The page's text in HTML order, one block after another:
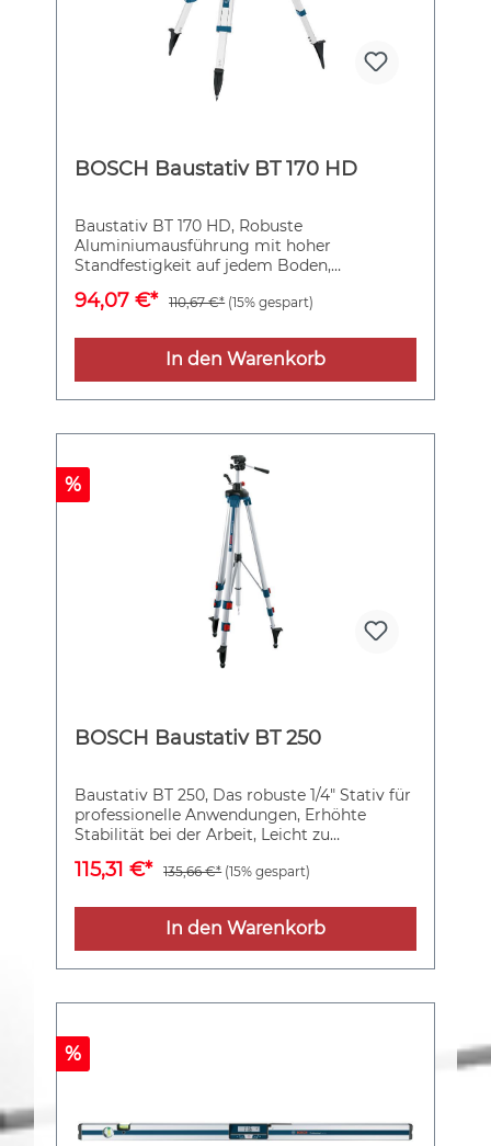
BOSCH Baustativ BT 170 HD
Baustativ BT 170 HD, Robuste
Aluminiumausführung mit hoher
Standfestigkeit auf jedem Boden,
System, Hohe Beständigkeit gegenüber
94,07 €* 110,67 €* (15% gespart)
In den Warenkorb
%
BOSCH Baustativ BT 250
Baustativ BT 250, Das robuste 1/4" Stativ für
professionelle Anwendungen, Erhöhte
Stabilität bei der Arbeit, Leicht zu
250 cm
115,31 €* 135,66 €* (15% gespart)
In den Warenkorb
%